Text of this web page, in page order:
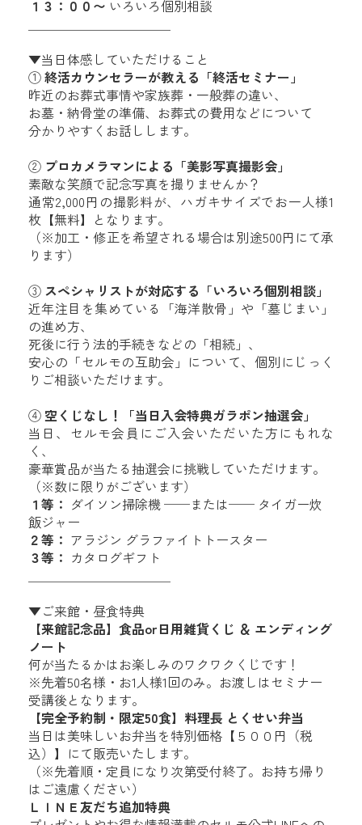
１３：００〜 いろいろ個別相談
▼当日体感していただけること
①終活カウンセラーが教える「終活セミナー」
昨近のお葬式事情や家族葬・一般葬の違い、
お墓・納骨堂の準備、お葬式の費用などについて
分かりやすくお話しします。
② プロカメラマンによる「美影写真撮影会」
素敵な笑顔で記念写真を撮りませんか？
通常2,000円の撮影料が、ハガキサイズでお一人様1
枚【無料】となります。
（※加工・修正を希望される場合は別途500円にて承
ります）
③ スペシャリストが対応する「いろいろ個別相談」
近年注目を集めている「海洋散骨」や「墓じまい」
の進め方、
死後に行う法的手続きなどの「相続」、
安心の「セルモの互助会」について、個別にじっく
りご相談いただけます。
④空くじなし！「当日入会特典ガラポン抽選会」
当日、セルモ会員にご入会いただいた方にもれな
く、
豪華賞品が当たる抽選会に挑戦していただけます。
（※数に限りがございます）
１等： ダイソン掃除機 ──または── タイガー炊
飯ジャー
２等： アラジン グラファイトトースター
３等： カタログギフト
▼ご来館・昼食特典
【来館記念品】食品or日用雑貨くじ ＆ エンディング
ノート
何が当たるかはお楽しみのワクワクくじです！
※先着50名様・お1人様1回のみ。お渡しはセミナー
受講後となります。
【完全予約制・限定50食】料理長 とくせい弁当
当日は美味しいお弁当を特別価格【５００円（税
込）】にて販売いたします。
（※先着順・定員になり次第受付終了。お持ち帰り
はご遠慮ください）
ＬＩＮＥ友だち追加特典